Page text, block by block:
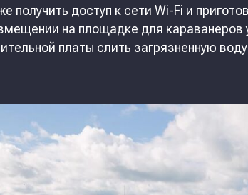
получить доступ к сети Wi-Fi и
на площадке для караванеров
платы слить загрязненную